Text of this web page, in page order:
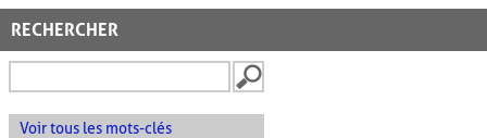
RECHERCHER
Voir tous les mots-clés